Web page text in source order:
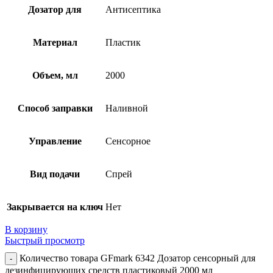
Дозатор для Антисептика
Материал Пластик
Объем, мл 2000
Способ заправки Наливной
Управление Сенсорное
Вид подачи Спрей
Закрывается на ключ Нет
В корзину
Быстрый просмотр
Количество товара GFmark 6342 Дозатор сенсорный для
дезинфицирующих средств пластиковый 2000 мл